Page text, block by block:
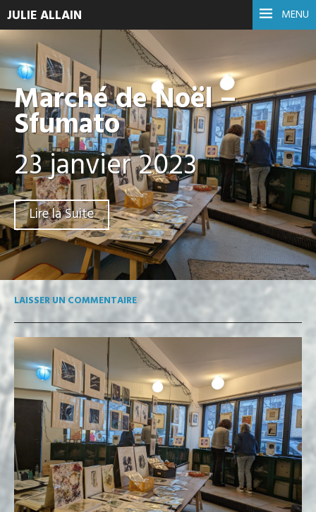
MENU
JULIE ALLAIN
Marché de Noël –
Sfumato
23 janvier 2023
Lire la Suite
LAISSER UN COMMENTAIRE